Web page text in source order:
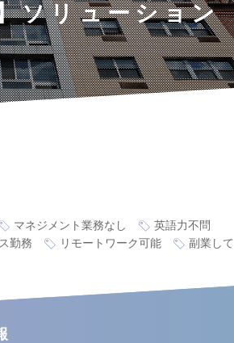
ソリューション
マネジメント業務なし
英語力不問
勤務 リモートワーク可能
副業して